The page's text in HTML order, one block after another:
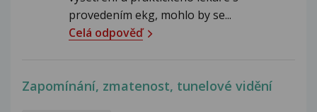
provedením ekg, mohlo by se...
Celá odpověď
Zapomínání, zmatenost, tunelové vidění